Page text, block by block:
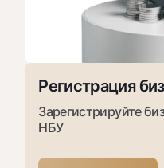
Регистрация
Зарегистрируйте
НБУ